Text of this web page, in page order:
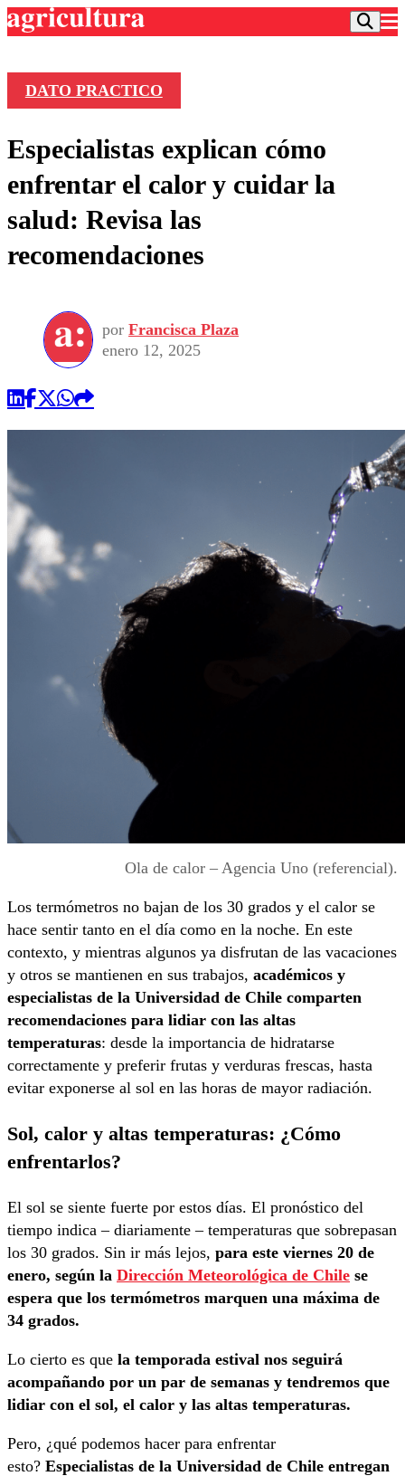
Frecuencias
Agricultura TV
Deportes
Colo Colo
Motor
Torneo Internacional
Torneo Nacional
Entretención
Noticias
Internacional
Nacional
Vida Social
Programas
Comercial
DATO PRACTICO
Especialistas explican cómo
enfrentar el calor y cuidar la
salud: Revisa las
recomendaciones
por Francisca Plaza
enero 12, 2025
Ola de calor – Agencia Uno (referencial).
Los termómetros no bajan de los 30 grados y el calor se
hace sentir tanto en el día como en la noche. En este
contexto, y mientras algunos ya disfrutan de las vacaciones
y otros se mantienen en sus trabajos, académicos y
especialistas de la Universidad de Chile comparten
recomendaciones para lidiar con las altas
temperaturas: desde la importancia de hidratarse
correctamente y preferir frutas y verduras frescas, hasta
evitar exponerse al sol en las horas de mayor radiación.
Sol, calor y altas temperaturas: ¿Cómo
enfrentarlos?
El sol se siente fuerte por estos días. El pronóstico del
tiempo indica – diariamente – temperaturas que sobrepasan
los 30 grados. Sin ir más lejos, para este viernes 20 de
enero, según la Dirección Meteorológica de Chile se
espera que los termómetros marquen una máxima de
34 grados.
Lo cierto es que la temporada estival nos seguirá
acompañando por un par de semanas y tendremos que
lidiar con el sol, el calor y las altas temperaturas.
Pero, ¿qué podemos hacer para enfrentar
esto? Especialistas de la Universidad de Chile entregan